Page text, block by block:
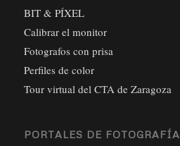
BIT & PÍXEL
Calibrar el monitor
Fotografos con prisa
Perfiles de color
Tour virtual del CTA de Zaragoza
PORTALES DE FOTOGRAFÍA